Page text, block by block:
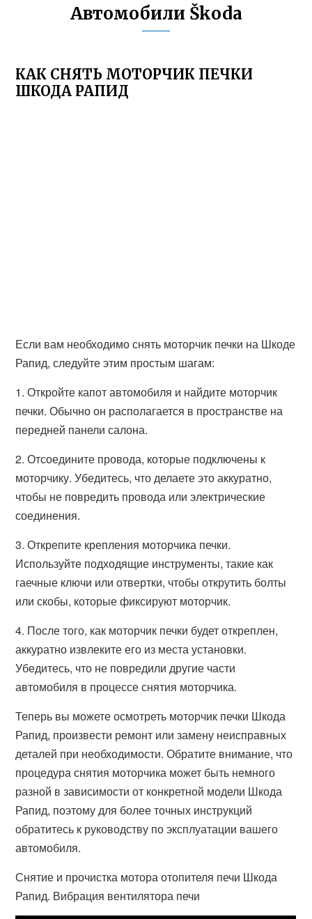
Автомобили Škoda
КАК СНЯТЬ МОТОРЧИК ПЕЧКИ
ШКОДА РАПИД
Если вам необходимо снять моторчик печки на Шкоде
Рапид, следуйте этим простым шагам:
1. Откройте капот автомобиля и найдите моторчик
печки. Обычно он располагается в пространстве на
передней панели салона.
2. Отсоедините провода, которые подключены к
моторчику. Убедитесь, что делаете это аккуратно,
чтобы не повредить провода или электрические
соединения.
3. Открепите крепления моторчика печки.
Используйте подходящие инструменты, такие как
гаечные ключи или отвертки, чтобы открутить болты
или скобы, которые фиксируют моторчик.
4. После того, как моторчик печки будет откреплен,
аккуратно извлеките его из места установки.
Убедитесь, что не повредили другие части
автомобиля в процессе снятия моторчика.
Теперь вы можете осмотреть моторчик печки Шкода
Рапид, произвести ремонт или замену неисправных
деталей при необходимости. Обратите внимание, что
процедура снятия моторчика может быть немного
разной в зависимости от конкретной модели Шкода
Рапид, поэтому для более точных инструкций
обратитесь к руководству по эксплуатации вашего
автомобиля.
Снятие и прочистка мотора отопителя печи Шкода
Рапид. Вибрация вентилятора печи